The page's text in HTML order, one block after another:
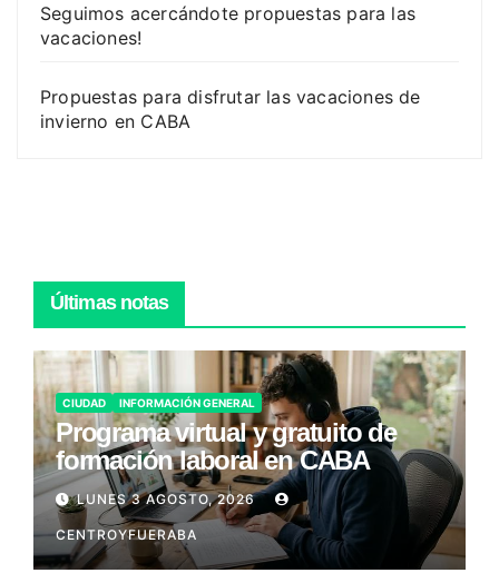
Seguimos acercándote propuestas para las
vacaciones!
Propuestas para disfrutar las vacaciones de
invierno en CABA
Últimas notas
CIUDAD INFORMACIÓN GENERAL
Programa virtual y gratuito de
formación laboral en CABA
LUNES 3 AGOSTO, 2026
CENTROYFUERABA